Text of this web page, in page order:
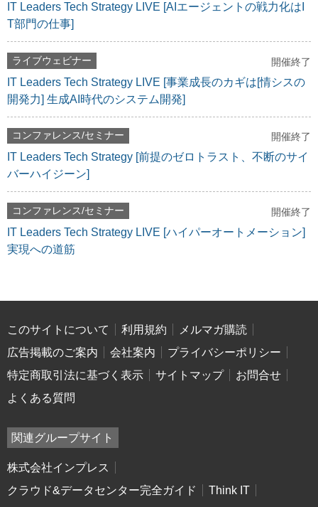
IT Leaders Tech Strategy LIVE [AIエージェントの戦力化はI
T部門の仕事]
ライブウェビナー 開催終了
IT Leaders Tech Strategy LIVE [事業成長のカギは[情シスの
開発力] 生成AI時代のシステム開発]
コンファレンス/セミナー 開催終了
IT Leaders Tech Strategy [前提のゼロトラスト、不断のサイ
バーハイジーン]
コンファレンス/セミナー 開催終了
IT Leaders Tech Strategy LIVE [ハイパーオートメーション]
実現への道筋
このサイトについて 利用規約
メルマガ購読
広告掲載のご案内
会社案内
プライバシーポリシー
特定商取引法に基づく表示
サイトマップ
お問合せ
よくある質問
関連グループサイト
株式会社インプレス
クラウド&データセンター完全ガイド
Think IT